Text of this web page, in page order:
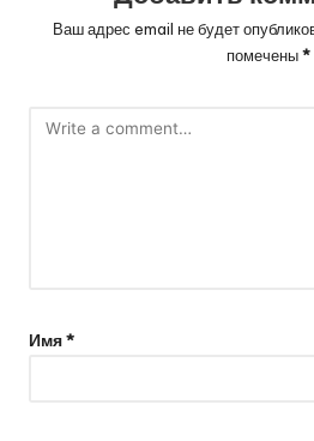
Ваш адрес email не будет
помечены*
Имя*